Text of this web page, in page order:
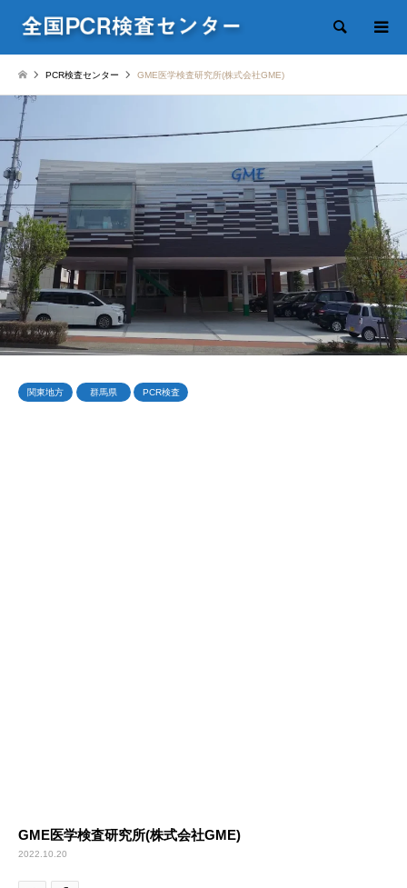
検索
PCR検査センター GME医学検査研究所(株式会社GME)
関東地方 群馬県 PCR検査
GME医学検査研究所(株式会社GME)
2022.10.20